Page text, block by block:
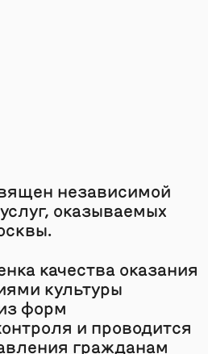
независимой
оказываемых
качества оказания
культуры
форм
и проводится
гражданам